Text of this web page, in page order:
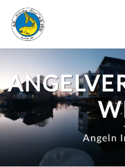
Zum
Inhalt
springen
Angeln